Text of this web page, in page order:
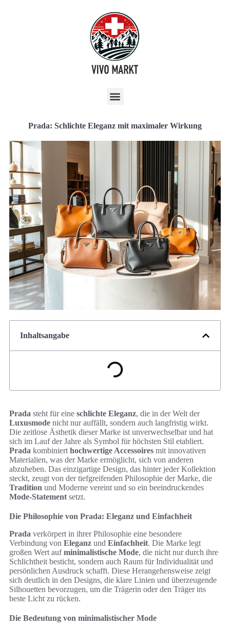
Prada: Schlichte Eleganz mit maximaler Wirkung
Inhaltsangabe
Prada steht für eine schlichte Eleganz, die in der Welt der
Luxusmode nicht nur auffällt, sondern auch langfristig wirkt.
Die zeitlose Ästhetik dieser Marke ist unverwechselbar und hat
sich im Lauf der Jahre als Symbol für höchsten Stil etabliert.
Prada kombiniert hochwertige Accessoires mit innovativen
Materialien, was der Marke ermöglicht, sich von anderen
abzuheben. Das einzigartige Design, das hinter jeder Kollektion
steckt, zeugt von der tiefgreifenden Philosophie der Marke, die
Tradition und Moderne vereint und so ein beeindruckendes
Mode-Statement setzt.
Die Philosophie von Prada: Eleganz und Einfachheit
Prada verkörpert in ihrer Philosophie eine besondere
Verbindung von Eleganz und Einfachheit. Die Marke legt
großen Wert aufminimalistische Mode, die nicht nur durch ihre
Schlichtheit besticht, sondern auch Raum für Individualität und
persönlichen Ausdruck schafft. Diese Herangehensweise zeigt
sich deutlich in den Designs, die klare Linien und überzeugende
Silhouetten bevorzugen, um die Trägerin oder den Träger ins
beste Licht zu rücken.
Die Bedeutung von minimalistischer Mode